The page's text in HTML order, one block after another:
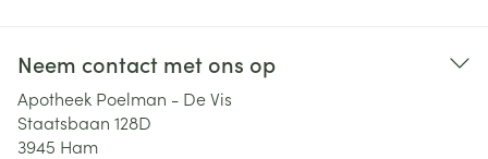
Neem contact met ons op
Apotheek Poelman - De Vis
Staatsbaan 128D
3945 Ham